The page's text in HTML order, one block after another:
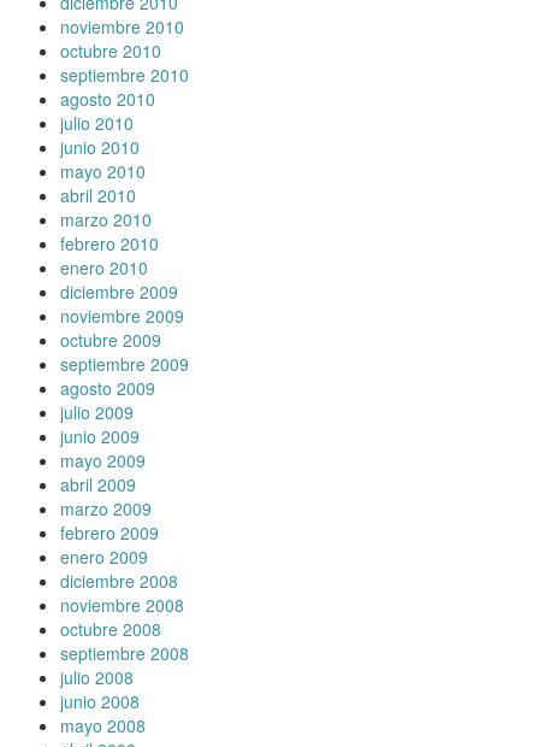
noviembre 2010
octubre 2010
septiembre 2010
agosto 2010
julio 2010
junio 2010
mayo 2010
abril 2010
marzo 2010
febrero 2010
enero 2010
diciembre 2009
noviembre 2009
octubre 2009
septiembre 2009
agosto 2009
julio 2009
junio 2009
mayo 2009
abril 2009
marzo 2009
febrero 2009
enero 2009
diciembre 2008
noviembre 2008
octubre 2008
septiembre 2008
julio 2008
junio 2008
mayo 2008